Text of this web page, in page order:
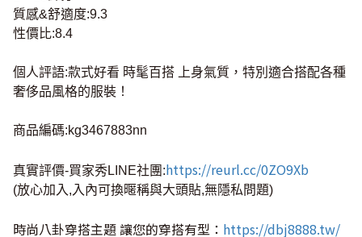
質感&舒適度:9.3
性價比:8.4
個人評語:款式好看 時髦百搭 上身氣質，特別適合搭配各種
奢侈品風格的服裝！
商品編碼:kg3467883nn
真實評價-買家秀LINE社團:https://reurl.cc/0ZO9Xb
(放心加入,入內可換暱稱與大頭貼,無隱私問題)
時尚八卦穿搭主題 讓您的穿搭有型： https://dbj8888.tw/